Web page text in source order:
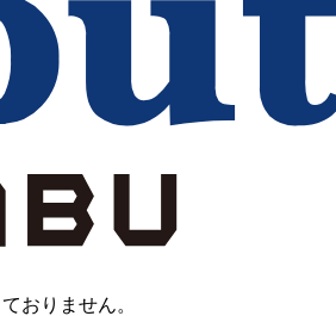
おりません。